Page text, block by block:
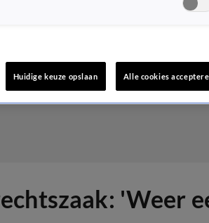
'Weer
Huidige keuze opslaan Alle cookies